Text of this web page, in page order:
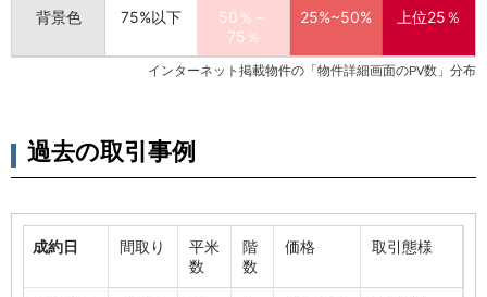
背景色 75%以下
50％～
75％
25%~50% 上位25％
インターネット掲載物件の「物件詳細画面のPV数」分布
過去の取引事例
成約日 間取り
平米
数
階
数
価格 取引態様